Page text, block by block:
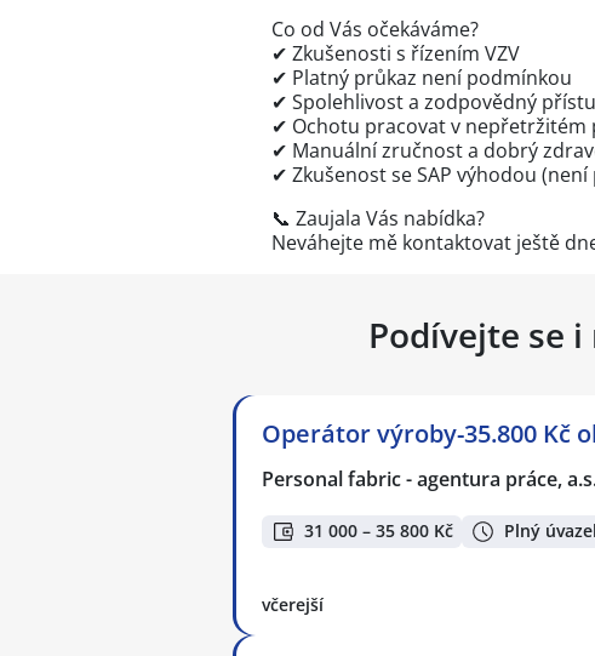
Co od Vás očekáváme?
✔ Zkušenosti s řízením VZV
✔ Platný průkaz není podmínkou
✔ Spolehlivost a zodpovědný
✔ Ochotu pracovat v nepřetržitém
✔ Manuální zručnost a dobrý
✔ Zkušenost se SAP výhodou
📞 Zaujala Vás nabídka?
Neváhejte mě kontaktovat ještě
Podívejte se
Operátor výroby-35.800 Kč
Personal fabric - agentura práce,
31 000 – 35 800 Kč Plný
včerejší